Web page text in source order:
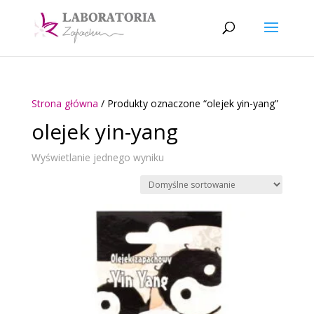
Strona główna / Produkty oznaczone “olejek yin-yang”
olejek yin-yang
Wyświetlanie jednego wyniku